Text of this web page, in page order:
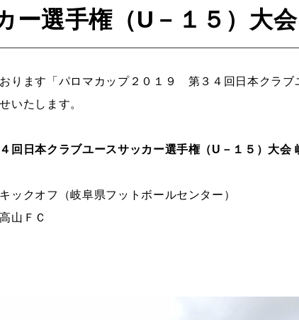
ー選手権（U－１５）大
ります「パロマカップ２０１９ 第３４回日本クラ
いたします。
日本クラブユースサッカー選手権（U－１５）大会
ックオフ（岐阜県フットボールセンター）
山ＦＣ